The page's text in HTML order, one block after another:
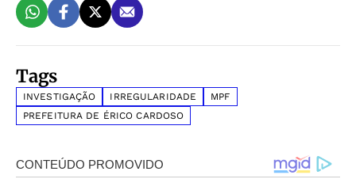
Tags
INVESTIGAÇÃO IRREGULARIDADE
MPF
PREFEITURA DE ÉRICO CARDOSO